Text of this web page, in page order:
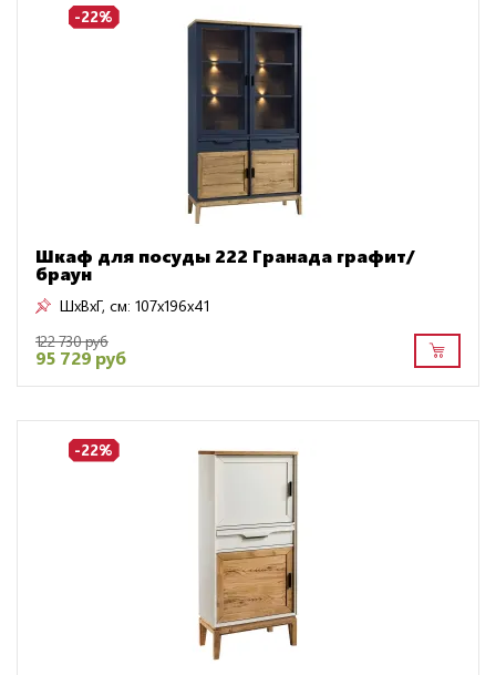
-22%
Шкаф для посуды 222 Гранада графит/
браун
ШxВxГ, см: 107x196x41
122 730 руб
95 729 руб
-22%